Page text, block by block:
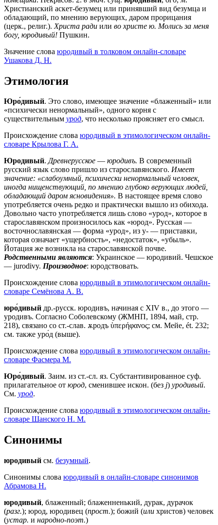
Христианский аскет-безумец или принявший вид безумца и
обладающий, по мнению верующих, даром прорицания
(церк., религ.). Христа ради или во христе ю. Молись за меня
богу, юродивый! Пушкин.
Значение слова юродивый в толковом онлайн-словаре
Ушакова Д. Н.
Этимология
Юро́дивый. Это слово, имеющее значение «блаженный» или
«психически ненормальный», одного корня с
существительным урод, что несколько проясняет его смысл.
Происхождение слова юродивый в этимологическом онлайн-
словаре Крылова Г. А.
Юродивый.Древнерусское — юродивъ. В современный
русский язык слово пришло из старославянского. Имеет
значение: «слабоумный, психически ненормальный человек,
иногда нищенствующий, по мнению глубоко верующих людей,
обладающий даром ясновидения». В настоящее время слово
употребляется очень редко и практически вышло из обихода.
Довольно часто употребляется лишь слово «урод», которое в
старославянском произносилось как «юрод». Русская —
восточнославянская — форма «урод», из у- — приставки,
которая означает «ущербность», «недостаток», «убыль».
Йотация же возникла на старославянской почве.
Родственными являются: Украинское — юродивий. Чешское
— jurodivy. Производное: юродствовать.
Происхождение слова юродивый в этимологическом онлайн-
словаре Семёнова А. В.
юро́дивый др.-русск. юродивъ, начиная с ХIV в., до этого —
уродивъ. Согласно Соболевскому (ЖМНП, 1894, май, стр.
218), связано со ст.-слав. ѫродъ ὑπερήφανος; см. Мейе, ét. 232;
см. также уро́д (выше).
Происхождение слова юродивый в этимологическом онлайн-
словаре Фасмера М.
Юро́дивый. Заим. из ст.-сл. яз. Субстантивированное суф.
прилагательное от юрод, сменившее искон. (без j) уродивый.
См. урод.
Происхождение слова юродивый в этимологическом онлайн-
словаре Шанского Н. М.
Синонимы
юродивый см. безумный.
Синонимы слова юродивый в онлайн-словаре синонимов
Абрамова Н.
юродивый, блаженный; блаженненький, дурак, дурачок
(разг.); юрод, юродивец (прост.); божий (или христов) человек
(устар. и народно-поэт.)